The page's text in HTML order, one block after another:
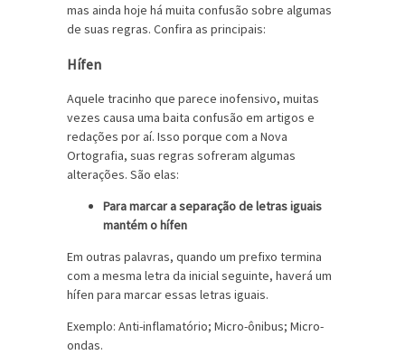
mas ainda hoje há muita confusão sobre algumas
de suas regras. Confira as principais:
Hífen
Aquele tracinho que parece inofensivo, muitas
vezes causa uma baita confusão em artigos e
redações por aí. Isso porque com a Nova
Ortografia, suas regras sofreram algumas
alterações. São elas:
Para marcar a separação de letras iguais
mantém o hífen
Em outras palavras, quando um prefixo termina
com a mesma letra da inicial seguinte, haverá um
hífen para marcar essas letras iguais.
Exemplo: Anti-inflamatório; Micro-ônibus; Micro-
ondas.